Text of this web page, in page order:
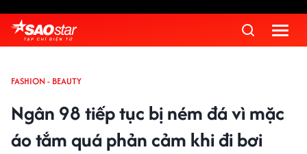
FASHION - BEAUTY
Ngân 98 tiếp tục bị ném đá vì mặc
áo tắm quá phản cảm khi đi bơi